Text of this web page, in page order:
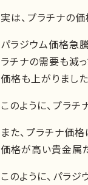
実は、プラチナの
パラジウム価格急
ラチナの需要も減
価格も上がりました
このように、プラ
また、プラチナ価
価格が高い貴金属
このように、パラ